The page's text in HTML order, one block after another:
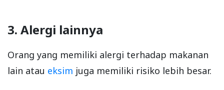
3. Alergi lainnya
Orang yang memiliki alergi terhadap makanan
lain atau eksim juga memiliki risiko lebih besar.